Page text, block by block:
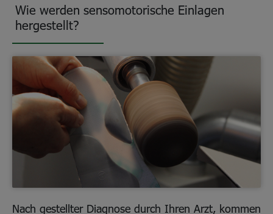
Wie werden sensomotorische Einlagen
hergestellt?
Nach gestellter Diagnose durch Ihren Arzt, kommen